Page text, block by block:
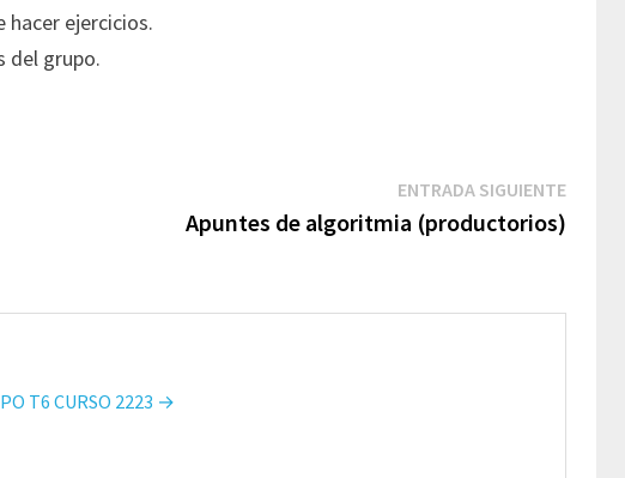
hacer ejercicios.
del grupo.
ENTRADA SIGUIENTEEntrada
Apuntes de algoritmia (productorios)
T6 CURSO 2223 →